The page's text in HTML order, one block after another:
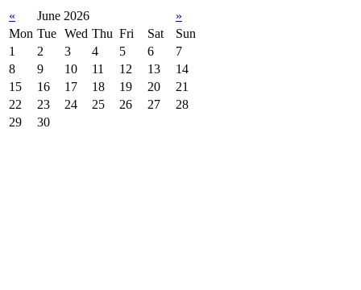
« June 2026
»
Mon Tue Wed Thu Fri Sat
Sun
1
2 3 4 5 6
7
8
9 10 11 12 13
14
15
16 17 18 19 20
21
22
23 24 25 26 27
28
29
30